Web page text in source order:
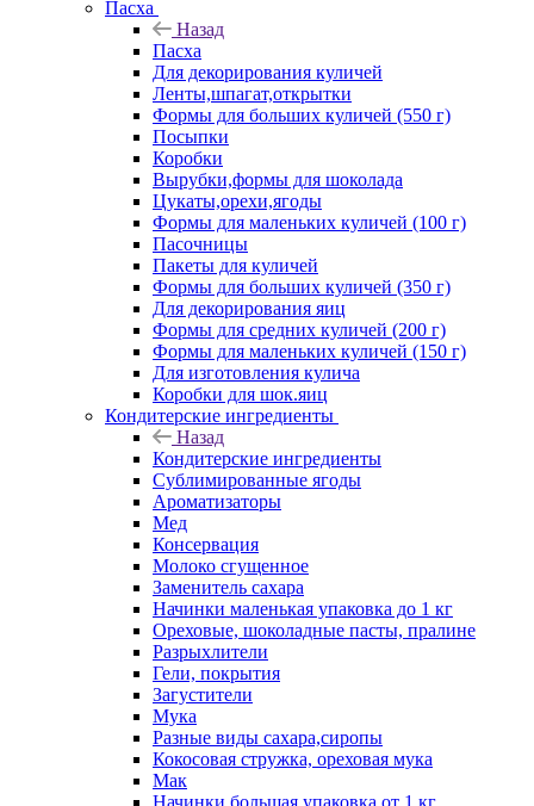
Пасха
Назад
Пасха
Для декорирования куличей
Ленты,шпагат,открытки
Формы для больших куличей (550 г)
Посыпки
Коробки
Вырубки,формы для шоколада
Цукаты,орехи,ягоды
Формы для маленьких куличей (100 г)
Пасочницы
Пакеты для куличей
Формы для больших куличей (350 г)
Для декорирования яиц
Формы для средних куличей (200 г)
Формы для маленьких куличей (150 г)
Для изготовления кулича
Коробки для шок.яиц
Кондитерские ингредиенты
Назад
Кондитерские ингредиенты
Сублимированные ягоды
Ароматизаторы
Мед
Консервация
Молоко сгущенное
Заменитель сахара
Начинки маленькая упаковка до 1 кг
Ореховые, шоколадные пасты, пралине
Разрыхлители
Гели, покрытия
Загустители
Мука
Разные виды сахара,сиропы
Кокосовая стружка, ореховая мука
Мак
Начинки большая упаковка от 1 кг